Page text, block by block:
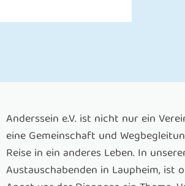
Anderssein e.V. ist nicht nur ein
eine Gemeinschaft und
Reise in ein anderes Leben. In
Austauschabenden in Laupheim, ist